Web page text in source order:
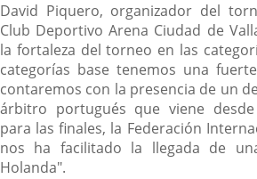
David Piquero, organizador del
Club Deportivo Arena Ciudad de
la fortaleza del torneo en las
categorías base tenemos una
contaremos con la presencia de un
árbitro portugués que viene desde
para las finales, la Federación
nos ha facilitado la llegada de
Holanda".